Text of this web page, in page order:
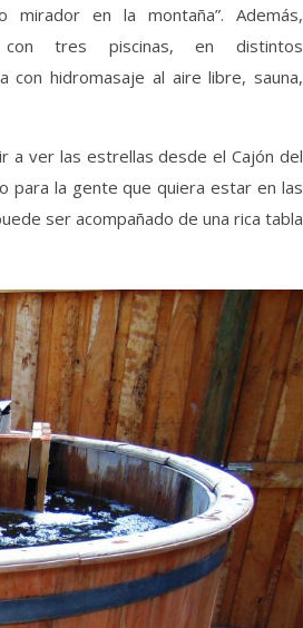
mirador en la montaña”. Además,
con tres piscinas, en distintos
con hidromasaje al aire libre, sauna,
a ver las estrellas desde el Cajón del
para la gente que quiera estar en las
ser acompañado de una rica tabla